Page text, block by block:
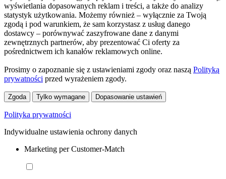
wyświetlania dopasowanych reklam i treści, a także do analizy
statystyk użytkowania. Możemy również – wyłącznie za Twoją
zgodą i pod warunkiem, że sam korzystasz z usług danego
dostawcy – porównywać zaszyfrowane dane z danymi
zewnętrznych partnerów, aby prezentować Ci oferty za
pośrednictwem ich kanałów reklamowych online.
Prosimy o zapoznanie się z ustawieniami zgody oraz naszą Polityką
prywatności przed wyrażeniem zgody.
Zgoda Tylko wymagane Dopasowanie ustawień
Polityka prywatności
Indywidualne ustawienia ochrony danych
Marketing per Customer-Match